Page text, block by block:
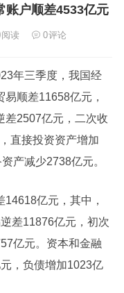
账户顺差4533亿元
阅读 0评论
年三季度，我国经
顺差11658亿元，
差2507亿元，二次收
直接投资资产增加
产减少2738亿元。
亿元，其中，
差11876亿元，初次
亿元。资本和金融
，负债增加1023亿